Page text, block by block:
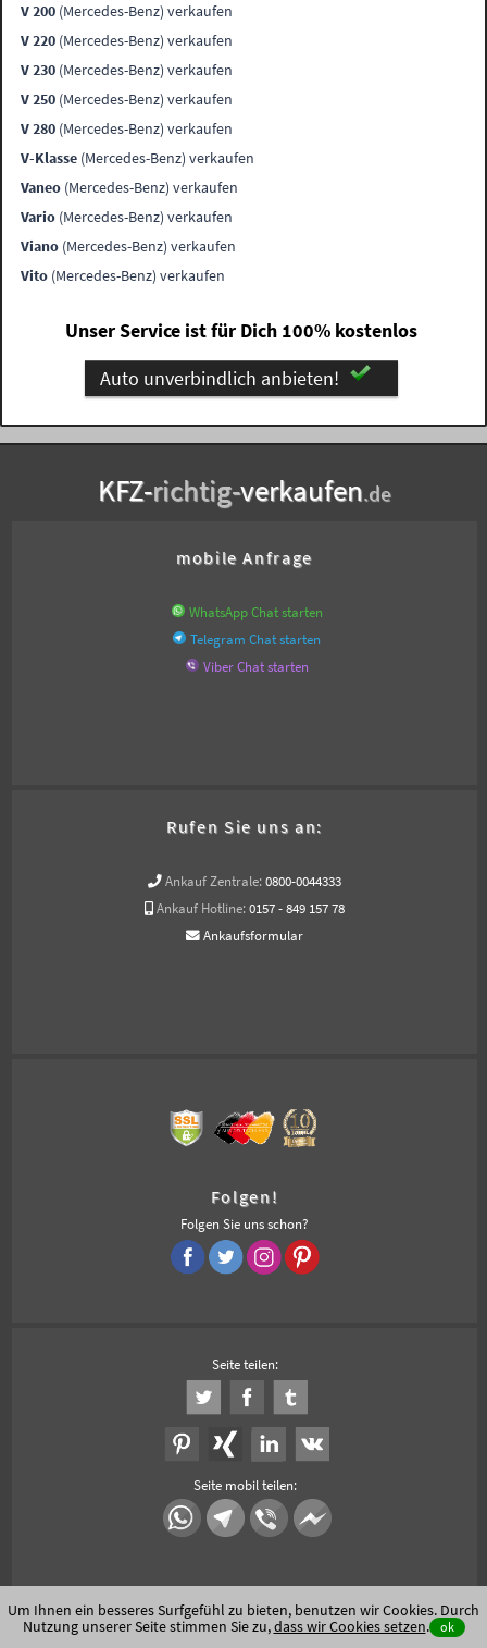
V 200 (Mercedes-Benz) verkaufen
V 220 (Mercedes-Benz) verkaufen
V 230 (Mercedes-Benz) verkaufen
V 250 (Mercedes-Benz) verkaufen
V 280 (Mercedes-Benz) verkaufen
V-Klasse (Mercedes-Benz) verkaufen
Vaneo (Mercedes-Benz) verkaufen
Vario (Mercedes-Benz) verkaufen
Viano (Mercedes-Benz) verkaufen
Vito (Mercedes-Benz) verkaufen
Unser Service ist für Dich 100% kostenlos
Auto unverbindlich anbieten!
KFZ-richtig-verkaufen.de
mobile Anfrage
WhatsApp Chat starten
Telegram Chat starten
Viber Chat starten
Rufen Sie uns an:
Ankauf Zentrale: 0800-0044333
Ankauf Hotline: 0157 - 849 157 78
Ankaufsformular
Folgen!
Folgen Sie uns schon?
Seite teilen:
Seite mobil teilen:
Um Ihnen ein besseres Surfgefühl zu bieten, benutzen wir Cookies. Durch
Nutzung unserer Seite stimmen Sie zu,dass wir Cookies setzen. ok